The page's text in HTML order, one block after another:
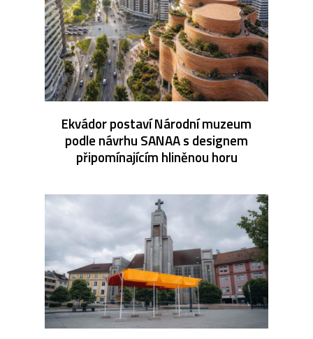
Ekvádor postaví Národní muzeum
podle návrhu SANAA s designem
připomínajícím hliněnou horu